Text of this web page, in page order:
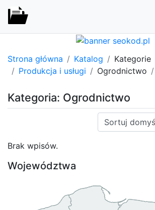
Strona główna Katalog
Kategorie
Produkcja i usługi
Ogrodnictwo
Kategoria: Ogrodnictwo
Sortuj:
Brak wpisów.
Województwa